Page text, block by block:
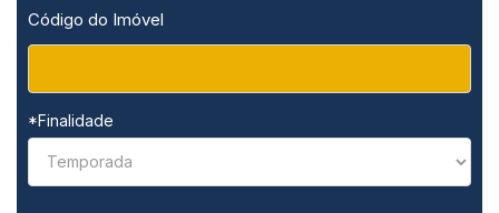
Código do Imóvel
*Finalidade